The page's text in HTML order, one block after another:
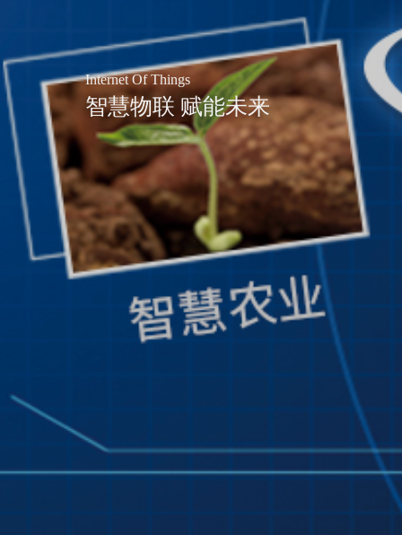
Internet Of Things
智慧物联 赋能未来